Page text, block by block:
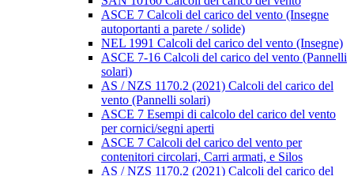
ASCE 7 Calcoli del carico del vento (Insegne
autoportanti a parete / solide)
NEL 1991 Calcoli del carico del vento (Insegne)
ASCE 7-16 Calcoli del carico del vento (Pannelli
solari)
AS / NZS 1170.2 (2021) Calcoli del carico del
vento (Pannelli solari)
ASCE 7 Esempi di calcolo del carico del vento
per cornici/segni aperti
ASCE 7 Calcoli del carico del vento per
contenitori circolari, Carri armati, e Silos
AS / NZS 1170.2 (2021) Calcoli del carico del